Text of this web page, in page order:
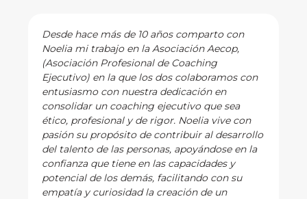
Desde hace más de 10 años comparto con
Noelia mi trabajo en la Asociación Aecop,
(Asociación Profesional de Coaching
Ejecutivo) en la que los dos colaboramos con
entusiasmo con nuestra dedicación en
consolidar un coaching ejecutivo que sea
ético, profesional y de rigor. Noelia vive con
pasión su propósito de contribuir al desarrollo
del talento de las personas, apoyándose en la
confianza que tiene en las capacidades y
potencial de los demás, facilitando con su
empatía y curiosidad la creación de un